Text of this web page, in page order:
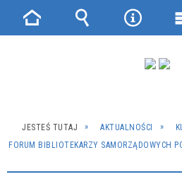
JESTEŚ TUTAJ AKTUALNOŚCI
FORUM BIBLIOTEKARZY SAMORZĄDOWYCH
Strona Wyszukiwarka